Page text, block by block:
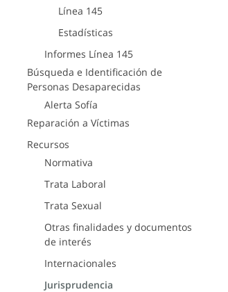
Línea 145
Estadísticas
Informes Línea 145
Búsqueda e Identificación de
Personas Desaparecidas
Alerta Sofía
Reparación a Víctimas
Recursos
Normativa
Trata Laboral
Trata Sexual
Otras finalidades y documentos
de interés
Internacionales
Jurisprudencia